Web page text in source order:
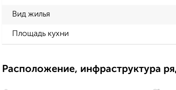
Вид жилья
Площадь кухни
Расположение, инфраструктура